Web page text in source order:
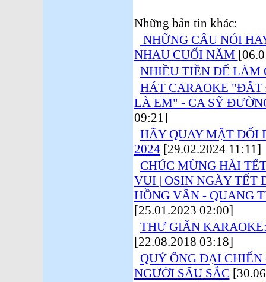
Những bản tin khác:
NHỮNG CÂU NÓI
NHAU CUỐI NĂM
NHIỀU TIỀN ĐỂ LÀM
HÁT CARAOKE
LÀ EM" - CA SỸ
09:21]
HÃY QUAY MẶT ĐỐI
2024[29.02.2024 11:11]
CHÚC MỪNG HÀI
VUI | OSIN NGÀY TẾT
HỒNG VÂN - QUANG
[25.01.2023 02:00]
THƯ GIÃN
[22.08.2018 03:18]
QUÝ ÔNG ĐẠI
NGƯỜI SÂU SẮC